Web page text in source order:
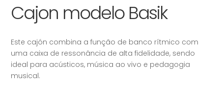
Cajon modelo Basik
Este cajón combina a função de banco rítmico com
uma caixa de ressonância de alta fidelidade, sendo
ideal para acústicos, música ao vivo e pedagogia
musical.